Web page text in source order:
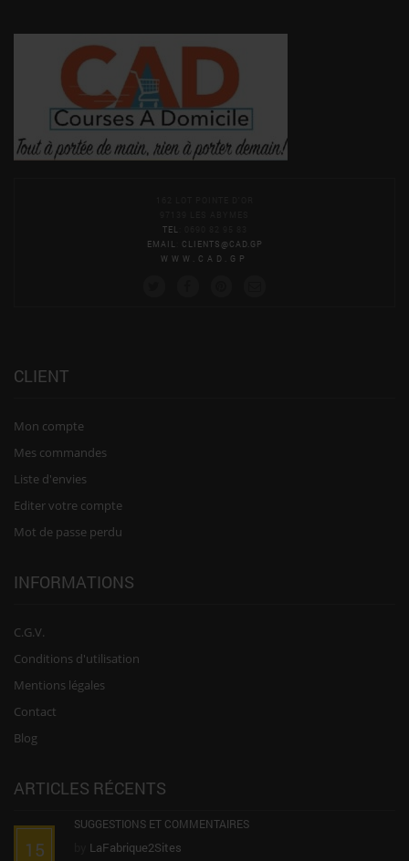
TEL
EMAIL
CLIENTS@CAD.GP
WWW.CAD.GP
CLIENT
Mon compte
Mes commandes
Liste d'envies
Editer votre compte
Mot de passe perdu
INFORMATIONS
C.G.V.
Conditions d'utilisation
Mentions légales
Contact
Blog
ARTICLES RÉCENTS
15
SUGGESTIONS ET COMMENTAIRES
LaFabrique2Sites